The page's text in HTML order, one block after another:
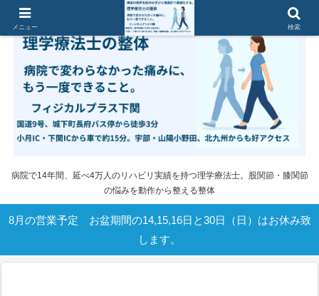
病院で14年間、延べ4万人のリハビリ実績を持つ理学療法士。股関節・膝関節
の悩みを動作から整える整体
8月の営業予定 お盆期間の14,15,16日と30日（日）はお休み致
します。
メニュー 検索